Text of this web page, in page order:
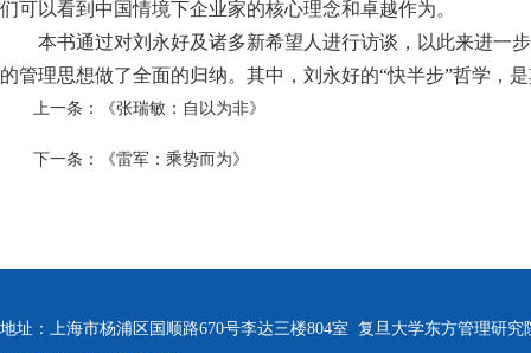
们可以看到中国情境下企业家的核心理念和卓越作为。
本书通过对刘永好及诸多新希望人进行访谈，以此来进一
的管理思想做了全面的归纳。其中，刘永好的“快半步”哲学，
上一条： 《张瑞敏：自以为非》
下一条： 《雷军：乘势而为》
地址：上海市杨浦区国顺路670号李达三楼804室 复旦大学东方管理研